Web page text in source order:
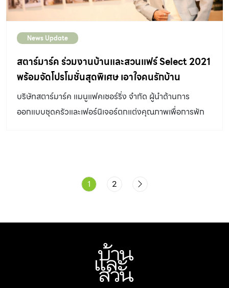
News Update
สตาร์มาร์ค ร่วมงานบ้านและสวนแฟร์ Select 2021
พร้อมจัดโปรโมชั่นสุดพิเศษ เอาใจคนรักบ้าน
บริษัทสตาร์มาร์ค แมนูแฟคเชอร์ริ่ง จำกัด ผู้นำด้านการ
ออกแบบชุดครัวและเฟอร์นิเจอร์ตกแต่งคุณภาพเพื่อการพัก
บ้านและสวนแฟร์ Select 2021 สตาร์มาร์ค อินทีเรียร์ ยังขน
ทัพดีไซเนอร์มาให้คำปรึกษาและออกแบบห้องต่างๆ ภายในบ้าน
ในคอนเซ็ปต์ “Personalize Interior Solution แต่งบ้านทั้ง
ให้บ้านมีดีไซน์ที่สวย มีสไตล์และฟังก์ชันการใช้งานที่เหมาะสม
พร้อมโปรโมชั่นพิเศษเฉพาะในงาน ทั้งลด ผ่อน และแถม พร้อม
Cash Back สูงสุด 26,000 บาท และรับฟรี Iphone 12 Pro
1 2